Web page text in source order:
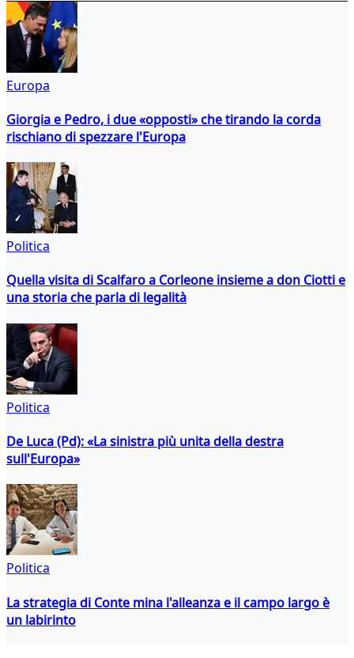
Europa
Giorgia e Pedro, i due «opposti» che tirando la corda
rischiano di spezzare l'Europa
Politica
Quella visita di Scalfaro a Corleone insieme a don Ciotti e
una storia che parla di legalità
Politica
De Luca (Pd): «La sinistra più unita della destra
sull'Europa»
Politica
La strategia di Conte mina l'alleanza e il campo largo è
un labirinto